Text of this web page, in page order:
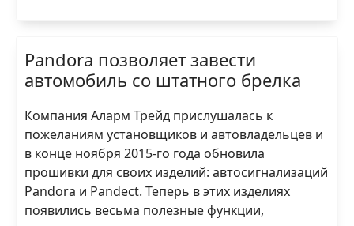
Pandora позволяет завести
автомобиль со штатного брелка
Компания Аларм Трейд прислушалась к
пожеланиям установщиков и автовладельцев и
в конце ноября 2015-го года обновила
прошивки для своих изделий: автосигнализаций
Pandora и Pandect. Теперь в этих изделиях
появились весьма полезные функции,